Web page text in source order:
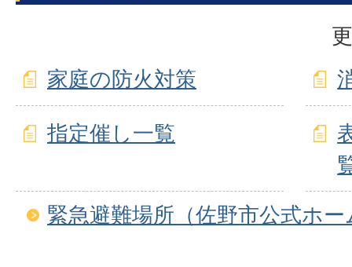
家庭の防火対策
指定催し一覧
緊急避難場所（佐野市公式ホ